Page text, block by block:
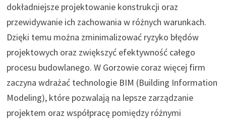
dokładniejsze projektowanie konstrukcji oraz
przewidywanie ich zachowania w różnych warunkach.
Dzięki temu można zminimalizować ryzyko błędów
projektowych oraz zwiększyć efektywność całego
procesu budowlanego. W Gorzowie coraz więcej firm
zaczyna wdrażać technologie BIM (Building Information
Modeling), które pozwalają na lepsze zarządzanie
projektem oraz współpracę pomiędzy różnymi